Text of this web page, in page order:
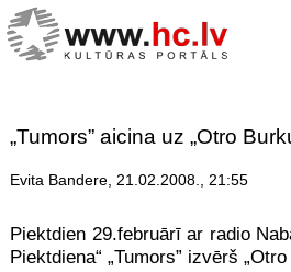
„Tumors” aicina uz „Otro
Evita Bandere, 21.02.2008., 21:55
Piektdien 29.februārī ar radio
Piektdiena“ „Tumors” izvērš